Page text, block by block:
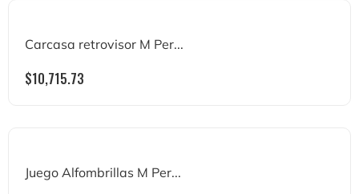
Carcasa retrovisor M Per...
$10,715.73
Juego Alfombrillas M Per...